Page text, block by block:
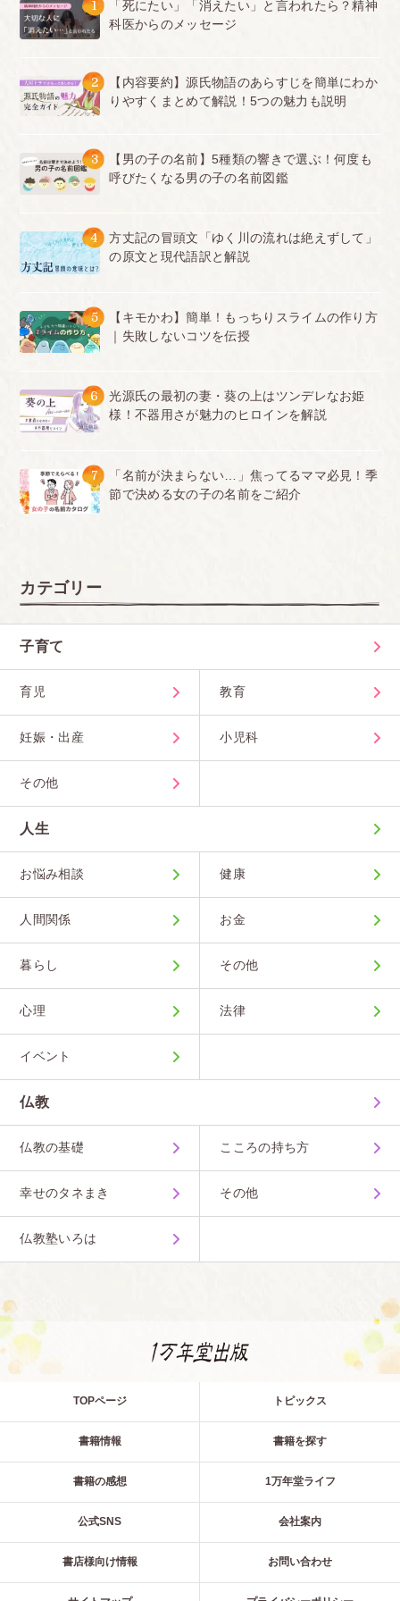
1
「死にたい」「消えたい」と言われたら？精神
科医からのメッセージ
2
【内容要約】源氏物語のあらすじを簡単にわか
りやすくまとめて解説！5つの魅力も説明
3
【男の子の名前】5種類の響きで選ぶ！何度も
呼びたくなる男の子の名前図鑑
4
方丈記の冒頭文「ゆく川の流れは絶えずして」
の原文と現代語訳と解説
5
【キモかわ】簡単！もっちりスライムの作り方
｜失敗しないコツを伝授
6
光源氏の最初の妻・葵の上はツンデレなお姫
様！不器用さが魅力のヒロインを解説
7
「名前が決まらない…」焦ってるママ必見！季
節で決める女の子の名前をご紹介
カテゴリー
子育て
育児 教育
妊娠・出産 小児科
その他
人生
お悩み相談 健康
人間関係 お金
暮らし その他
心理 法律
イベント
仏教
仏教の基礎 こころの持ち方
幸せのタネまき その他
仏教塾いろは
TOPページ トピックス
書籍情報 書籍を探す
書籍の感想 1万年堂ライフ
公式SNS 会社案内
書店様向け情報 お問い合わせ